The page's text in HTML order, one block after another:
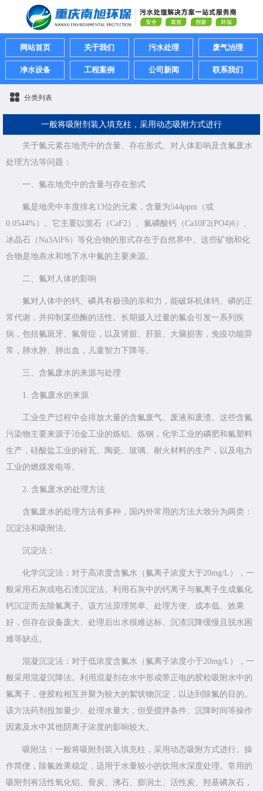
网站首页 关于我们 污水处理 废气治理
净水设备 工程案例 公司新闻 联系我们
分类列表
一般将吸附剂装入填充柱，采用动态吸附方式进行
关于氟元素在地壳中的含量、存在形式、对人体影响及含氟废水
处理方法等问题：
一、氟在地壳中的含量与存在形式
氟是地壳中丰度排名13位的元素，含量为544ppm（或
0.0544%）。它主要以萤石（CaF2）、氟磷酸钙（Ca10F2(PO4)6）、
冰晶石（Na3AlF6）等化合物的形式存在于自然界中。这些矿物和化
合物是地表水和地下水中氟的主要来源。
二、氟对人体的影响
氟对人体中的钙、磷具有极强的亲和力，能破坏机体钙、磷的正
常代谢，并抑制某些酶的活性。长期摄入过量的氟会引发一系列疾
病，包括氟斑牙、氟骨症，以及肾脏、肝脏、大脑损害，免疫功能异
常，肺水肿、肺出血，儿童智力下降等。
三、含氟废水的来源与处理
1. 含氟废水的来源
工业生产过程中会排放大量的含氟废气、废液和废渣。这些含氟
污染物主要来源于冶金工业的炼铝、炼钢，化学工业的磷肥和氟塑料
生产，硅酸盐工业的砖瓦、陶瓷、玻璃、耐火材料的生产，以及电力
工业的燃煤发电等。
2. 含氟废水的处理方法
含氟废水的处理方法有多种，国内外常用的方法大致分为两类：
沉淀法和吸附法。
沉淀法：
化学沉淀法：对于高浓度含氟水（氟离子浓度大于20mg/L），一
般采用石灰或电石渣沉淀法。利用石灰中的钙离子与氟离子生成氟化
钙沉淀而去除氟离子。该方法原理简单、处理方便、成本低、效果
好，但存在设备庞大、处理后出水很难达标、沉渣沉降缓慢且脱水困
难等缺点。
混凝沉淀法：对于低浓度含氟水（氟离子浓度小于20mg/L），一
般采用混凝沉降法。利用混凝剂在水中形成带正电的胶粒吸附水中的
氟离子，使胶粒相互并聚为较大的絮状物沉淀，以达到除氟的目的。
该方法药剂投加量少、处理水量大，但受搅拌条件、沉降时间等操作
因素及水中其他阴离子浓度的影响较大。
吸附法：一般将吸附剂装入填充柱，采用动态吸附方式进行。操
作简便，除氟效果稳定，适用于水量较小的饮用水深度处理。常用的
吸附剂有活性氧化铝、骨炭、沸石、膨润土、活性炭、羟基磷灰石，